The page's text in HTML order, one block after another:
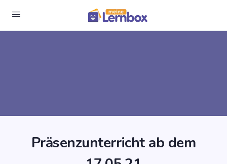
Prä­senz­un­ter­richt ab dem